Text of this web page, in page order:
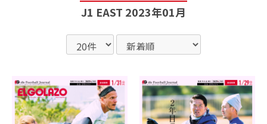
J1 EAST 2023年01月